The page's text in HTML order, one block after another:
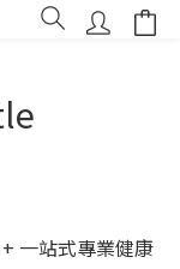
一站式專業健康